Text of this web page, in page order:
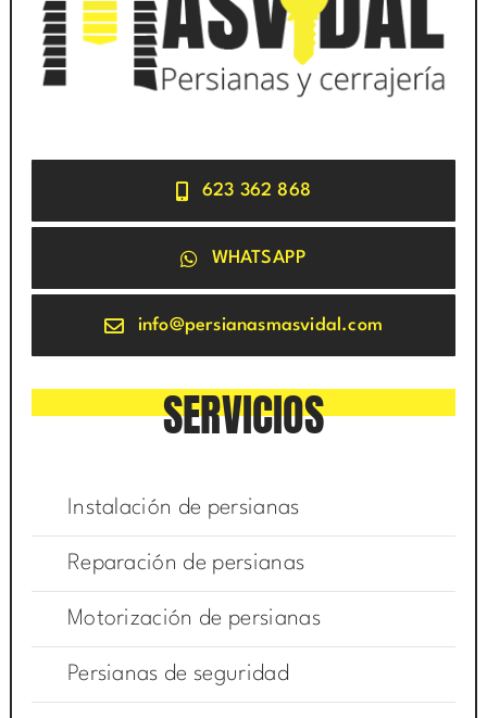
623 362 868
WHATSAPP
info@persianasmasvidal.com
SERVICIOS
Instalación de persianas
Reparación de persianas
Motorización de persianas
Persianas de seguridad